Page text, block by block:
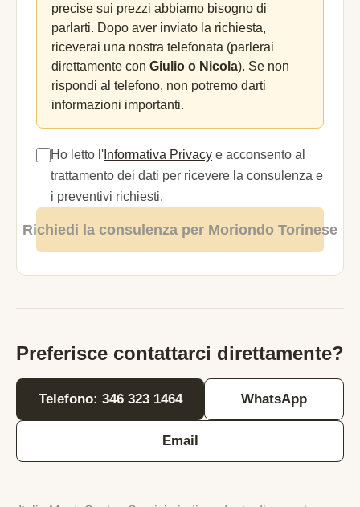
precise sui prezzi abbiamo bisogno di
parlarti. Dopo aver inviato la richiesta,
riceverai una nostra telefonata (parlerai
direttamente con Giulio o Nicola). Se non
rispondi al telefono, non potremo darti
informazioni importanti.
Ho letto l' Informativa Privacy e acconsento al
trattamento dei dati per ricevere la consulenza e
i preventivi richiesti.
Richiedi la consulenza per Moriondo Torinese
Preferisce contattarci direttamente?
Telefono: 346 323 1464 WhatsApp
Email